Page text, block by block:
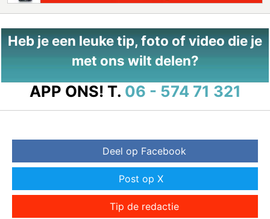
Heb je een leuke tip, foto of video die je
met ons wilt delen?
APP ONS! T. 06 - 574 71 321
Deel op Facebook
Post op X
Tip de redactie